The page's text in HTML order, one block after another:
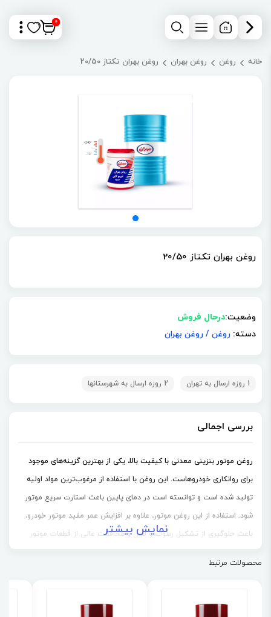
0
خانه روغن روغن بهران روغن بهران تکتاز 20/50
روغن بهران تکتاز 20/50
وضعیت:درحال فروش
دسته: روغن / روغن بهران
1 روزه ارسال به تهران 2 روزه ارسال به شهرستانها
بررسی اجمالی
روغن موتور بنزینی معدنی با کیفیت بالا، یکی از بهترین گزینه‌های موجود
برای روانکاری خودروهاست. این روغن با استفاده از مرغوب‌ترین مواد اولیه
تولید شده است و توانسته است در دمای پایین باعث استارت سریع موتور
شود. استفاده از این روغن موتور، علاوه بر افزایش عمر مفید موتور خودرو،
باعث جلوگیری از تشکیل رسوب و لجن و محافظت عالی از قطعات موتور
✔ تولید شده با مرغوب‌ترین مواد اولیه
نمایش بیشتر
محصولات مرتبط